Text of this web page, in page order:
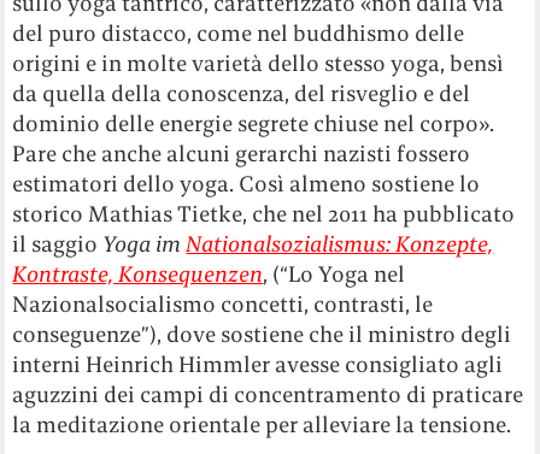
del puro distacco, come nel buddhismo delle
origini e in molte varietà dello stesso yoga, bensì
da quella della conoscenza, del risveglio e del
dominio delle energie segrete chiuse nel corpo».
Pare che anche alcuni gerarchi nazisti fossero
estimatori dello yoga. Così almeno sostiene lo
storico Mathias Tietke, che nel 2011 ha pubblicato
il saggio Yoga imNationalsozialismus: Konzepte,
Kontraste, Konsequenzen, (“Lo Yoga nel
Nazionalsocialismo concetti, contrasti, le
conseguenze”), dove sostiene che il ministro degli
interni Heinrich Himmler avesse consigliato agli
aguzzini dei campi di concentramento di praticare
la meditazione orientale per alleviare la tensione.